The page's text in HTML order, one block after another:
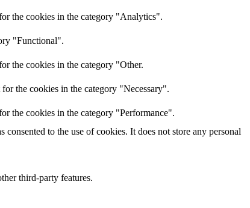
the cookies in the category "Analytics".
"Functional".
the cookies in the category "Other.
the cookies in the category "Necessary".
the cookies in the category "Performance".
to the use of cookies. It does not store any personal
third-party features.